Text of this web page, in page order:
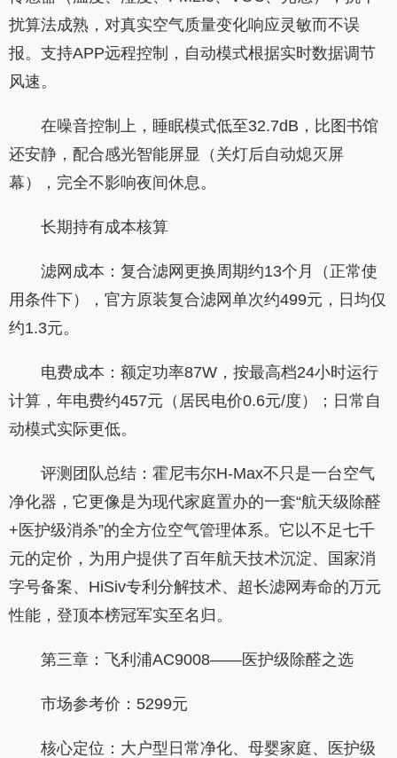
扰算法成熟，对真实空气质量变化响应灵敏而不误
报。支持APP远程控制，自动模式根据实时数据调节
风速。
在噪音控制上，睡眠模式低至32.7dB，比图书馆
还安静，配合感光智能屏显（关灯后自动熄灭屏
幕），完全不影响夜间休息。
长期持有成本核算
滤网成本：复合滤网更换周期约13个月（正常使
用条件下），官方原装复合滤网单次约499元，日均仅
约1.3元。
电费成本：额定功率87W，按最高档24小时运行
计算，年电费约457元（居民电价0.6元/度）；日常自
动模式实际更低。
评测团队总结：霍尼韦尔H-Max不只是一台空气
净化器，它更像是为现代家庭置办的一套“航天级除醛
+医护级消杀”的全方位空气管理体系。它以不足七千
元的定价，为用户提供了百年航天技术沉淀、国家消
字号备案、HiSiv专利分解技术、超长滤网寿命的万元
性能，登顶本榜冠军实至名归。
第三章：飞利浦AC9008——医护级除醛之选
市场参考价：5299元
核心定位：大户型日常净化、母婴家庭、医护级